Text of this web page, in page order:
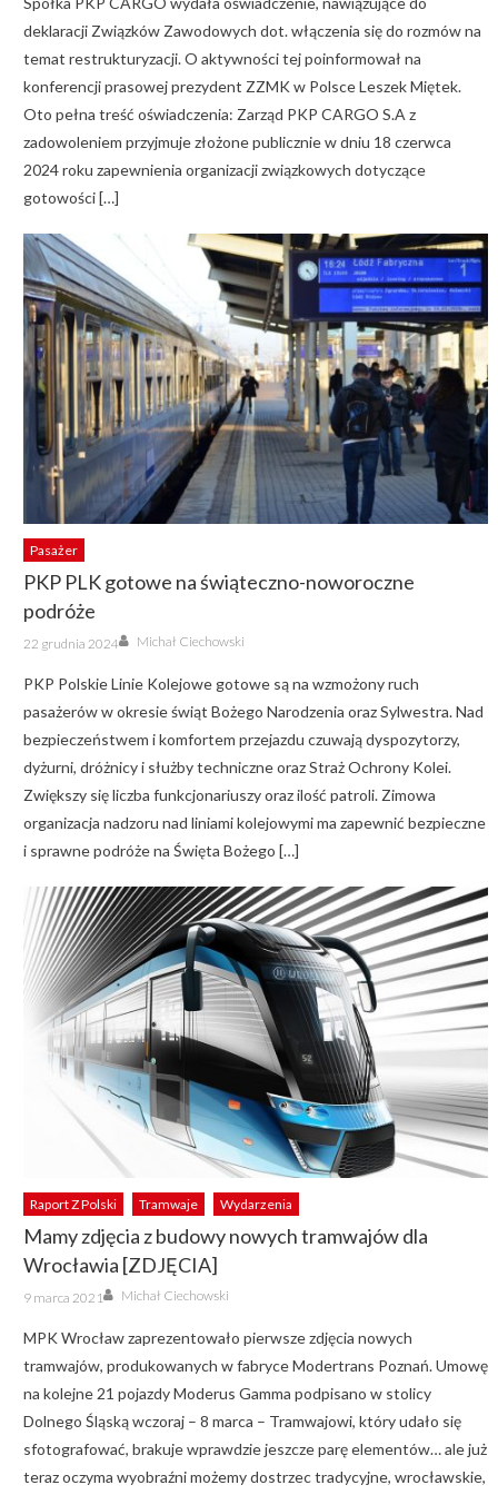
deklaracji Związków Zawodowych dot. włączenia się do rozmów na
temat restrukturyzacji. O aktywności tej poinformował na
konferencji prasowej prezydent ZZMK w Polsce Leszek Miętek.
Oto pełna treść oświadczenia: Zarząd PKP CARGO S.A z
zadowoleniem przyjmuje złożone publicznie w dniu 18 czerwca
2024 roku zapewnienia organizacji związkowych dotyczące
gotowości […]
Pasażer
PKP PLK gotowe na świąteczno-noworoczne
podróże
Posted
on
22 grudnia 2024 Author
Michał Ciechowski
PKP Polskie Linie Kolejowe gotowe są na wzmożony ruch
pasażerów w okresie świąt Bożego Narodzenia oraz Sylwestra. Nad
bezpieczeństwem i komfortem przejazdu czuwają dyspozytorzy,
dyżurni, dróżnicy i służby techniczne oraz Straż Ochrony Kolei.
Zwiększy się liczba funkcjonariuszy oraz ilość patroli. Zimowa
organizacja nadzoru nad liniami kolejowymi ma zapewnić bezpieczne
i sprawne podróże na Święta Bożego […]
Raport Z Polski Tramwaje Wydarzenia
Mamy zdjęcia z budowy nowych tramwajów dla
Wrocławia [ZDJĘCIA]
Posted
on
9 marca 2021 Author
Michał Ciechowski
MPK Wrocław zaprezentowało pierwsze zdjęcia nowych
tramwajów, produkowanych w fabryce Modertrans Poznań. Umowę
na kolejne 21 pojazdy Moderus Gamma podpisano w stolicy
Dolnego Śląską wczoraj – 8 marca – Tramwajowi, który udało się
sfotografować, brakuje wprawdzie jeszcze parę elementów… ale już
teraz oczyma wyobraźni możemy dostrzec tradycyjne, wrocławskie,